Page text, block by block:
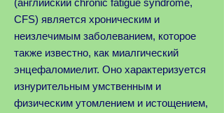
(английский chronic fatigue syndrome,
CFS) является хроническим и
неизлечимым заболеванием, которое
также известно, как миалгический
энцефаломиелит. Оно характеризуется
изнурительным умственным и
физическим утомлением и истощением,